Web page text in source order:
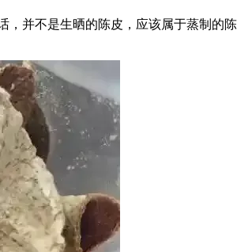
，并不是生晒的陈皮，应该属于蒸制的